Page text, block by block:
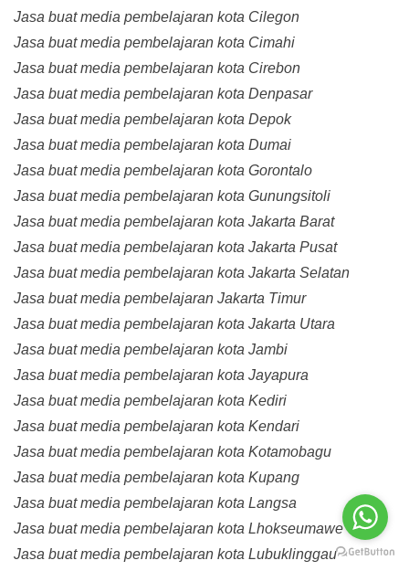
Jasa buat media pembelajaran kota Cilegon
Jasa buat media pembelajaran kota Cimahi
Jasa buat media pembelajaran kota Cirebon
Jasa buat media pembelajaran kota Denpasar
Jasa buat media pembelajaran kota Depok
Jasa buat media pembelajaran kota Dumai
Jasa buat media pembelajaran kota Gorontalo
Jasa buat media pembelajaran kota Gunungsitoli
Jasa buat media pembelajaran kota Jakarta Barat
Jasa buat media pembelajaran kota Jakarta Pusat
Jasa buat media pembelajaran kota Jakarta Selatan
Jasa buat media pembelajaran Jakarta Timur
Jasa buat media pembelajaran kota Jakarta Utara
Jasa buat media pembelajaran kota Jambi
Jasa buat media pembelajaran kota Jayapura
Jasa buat media pembelajaran kota Kediri
Jasa buat media pembelajaran kota Kendari
Jasa buat media pembelajaran kota Kotamobagu
Jasa buat media pembelajaran kota Kupang
Jasa buat media pembelajaran kota Langsa
Jasa buat media pembelajaran kota Lhokseumawe
Jasa buat media pembelajaran kota Lubuklinggau